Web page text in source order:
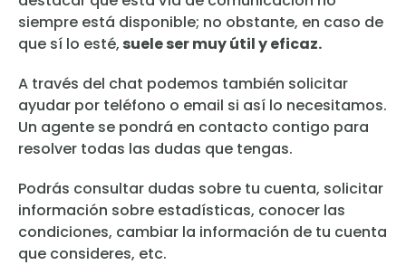
siempre está disponible; no obstante, en caso de
que sí lo esté, suele ser muy útil y eficaz.
A través del chat podemos también solicitar
ayudar por teléfono o email si así lo necesitamos.
Un agente se pondrá en contacto contigo para
resolver todas las dudas que tengas.
Podrás consultar dudas sobre tu cuenta, solicitar
información sobre estadísticas, conocer las
condiciones, cambiar la información de tu cuenta
que consideres, etc.